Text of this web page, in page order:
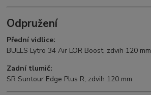
Odpružení
Přední vidlice:
BULLS Lytro 34 Air LOR Boost, zdvih 120 mm
Zadní tlumič:
SR Suntour Edge Plus R, zdvih 120 mm